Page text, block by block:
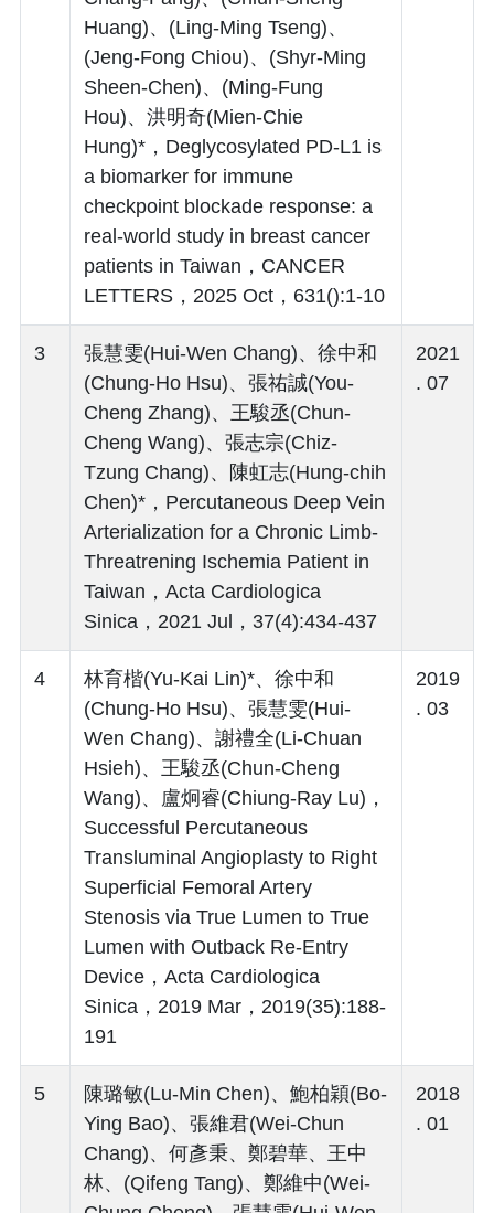
Huang)、(Ling-Ming Tseng)、
(Jeng-Fong Chiou)、(Shyr-Ming
Sheen-Chen)、(Ming-Fung
Hou)、洪明奇(Mien-Chie
Hung)*，Deglycosylated PD-L1 is
a biomarker for immune
checkpoint blockade response: a
real-world study in breast cancer
patients in Taiwan，CANCER
LETTERS，2025 Oct，631():1-10
3
張慧雯(Hui-Wen Chang)、徐中和
(Chung-Ho Hsu)、張祐誠(You-
Cheng Zhang)、王駿丞(Chun-
Cheng Wang)、張志宗(Chiz-
Tzung Chang)、陳虹志(Hung-chih
Chen)*，Percutaneous Deep Vein
Arterialization for a Chronic Limb-
Threatrening Ischemia Patient in
Taiwan，Acta Cardiologica
Sinica，2021 Jul，37(4):434-437
2021
. 07
4
林育楷(Yu-Kai Lin)*、徐中和
(Chung-Ho Hsu)、張慧雯(Hui-
Wen Chang)、謝禮全(Li-Chuan
Hsieh)、王駿丞(Chun-Cheng
Wang)、盧炯睿(Chiung-Ray Lu)，
Successful Percutaneous
Transluminal Angioplasty to Right
Superficial Femoral Artery
Stenosis via True Lumen to True
Lumen with Outback Re-Entry
Device，Acta Cardiologica
Sinica，2019 Mar，2019(35):188-
191
2019
. 03
5
陳璐敏(Lu-Min Chen)、鮑柏穎(Bo-
Ying Bao)、張維君(Wei-Chun
Chang)、何彥秉、鄭碧華、王中
林、(Qifeng Tang)、鄭維中(Wei-
2018
. 01